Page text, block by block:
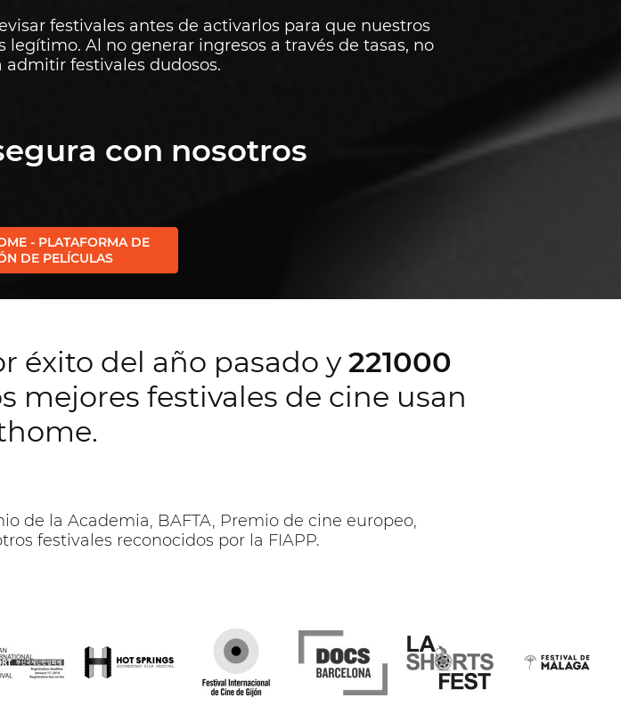
festivales antes de activarlos para que nuestros
Al no generar ingresos a través de tasas, no
admitir festivales dudosos.
con nosotros
- PLATAFORMA DE
DE PELÍCULAS
éxito del año pasado y221000
mejores festivales de cine usan
de la Academia, BAFTA, Premio de cine europeo,
festivales reconocidos por la FIAPP.